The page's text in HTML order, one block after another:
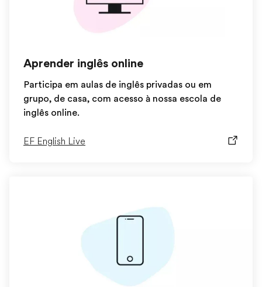
Aprender inglês online
Participa em aulas de inglês privadas ou em
grupo, de casa, com acesso à nossa escola de
inglês online.
EF English Live